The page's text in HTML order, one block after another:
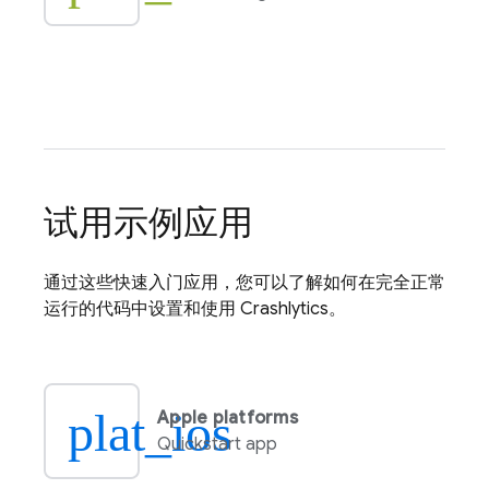
试用示例应用
通过这些快速入门应用，您可以了解如何在完全正常
运行的代码中设置和使用 Crashlytics。
plat_ios
Apple platforms
Quickstart app